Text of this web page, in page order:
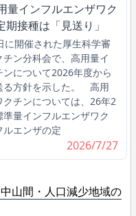
量インフルエンザワク
接種は「見送り」
開催された厚生科学審
ン分科会で、高用量イ
について2026年度から
る方針を示した。 高用
チンについては、26年2
量インフルエンザワク
エンザの定
2026/7/27
山間・人口減少地域の